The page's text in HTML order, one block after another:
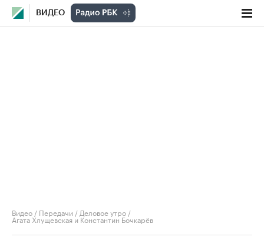
ВИДЕО
Видео / Передачи / Деловое утро /
Агата Хлущевская и Константин Бочкарёв